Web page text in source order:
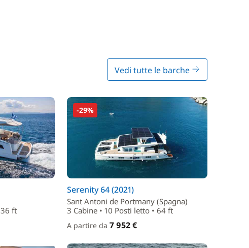
Vedi tutte le barche
ft
-29%
Serenity 64 (2021)
Sant Antoni de Portmany (Spagna)
3 Cabine • 10 Posti letto • 64 ft
A partire da 7 952 €